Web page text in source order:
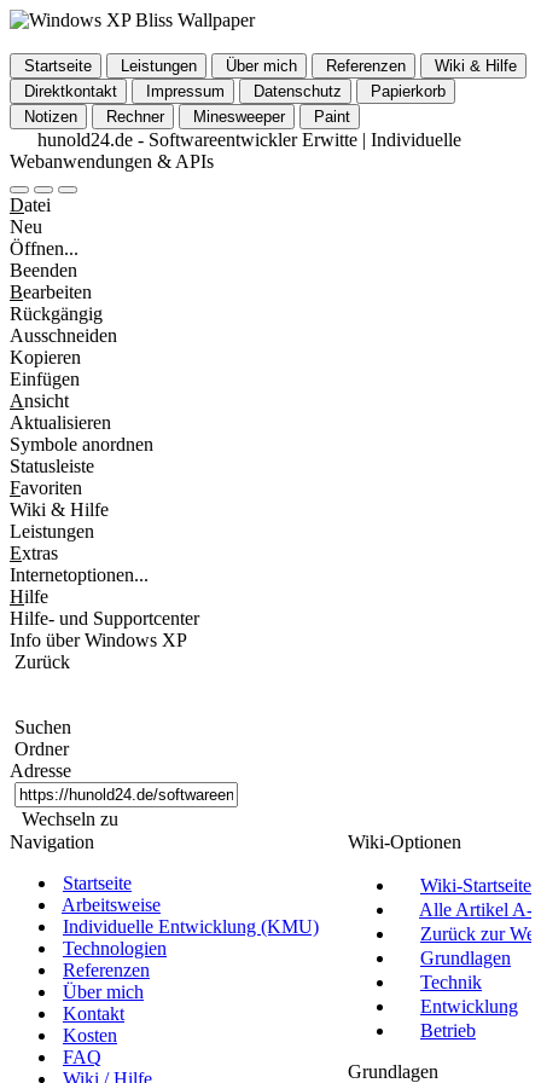
Startseite Leistungen Über mich Referenzen
Wiki & Hilfe
Direktkontakt
Impressum Datenschutz
Papierkorb
Notizen
Rechner Minesweeper Paint
hunold24.de - Softwareentwickler Erwitte | Individuelle
Webanwendungen & APIs
Datei
Neu
Öffnen...
Beenden
Bearbeiten
Rückgängig
Ausschneiden
Kopieren
Einfügen
Ansicht
Aktualisieren
Symbole anordnen
Statusleiste
Favoriten
Wiki & Hilfe
Leistungen
Extras
Internetoptionen...
Hilfe
Hilfe- und Supportcenter
Info über Windows XP
Zurück
Suchen
Ordner
Adresse
Wechseln zu
Navigation
Arbeitsweise
Individuelle Entwicklung (KMU)
Technologien
Kosten
Wiki-Optionen
Wiki-Startseite
Alle Artikel A-Z
Zurück zur
Grundlagen
Technik
Entwicklung
Betrieb
Grundlagen